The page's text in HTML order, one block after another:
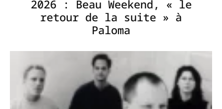
2026 : Beau Weekend, « le
retour de la suite » à
Paloma